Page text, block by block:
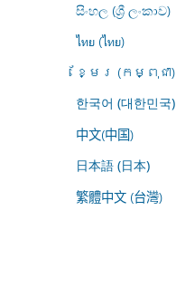
සිංහල (ශ්‍රී ලංකාව)
ไทย (ไทย)
ខ្មែរ (កម្ពុជា)
한국어 (대한민국)
中文(中国)
日本語 (日本)
繁體中文 (台灣)